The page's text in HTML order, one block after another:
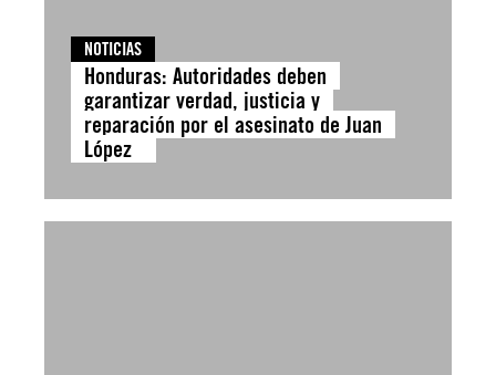
NOTICIAS
Honduras: Autoridades deben
garantizar verdad, justicia y
reparación por el asesinato de Juan
López